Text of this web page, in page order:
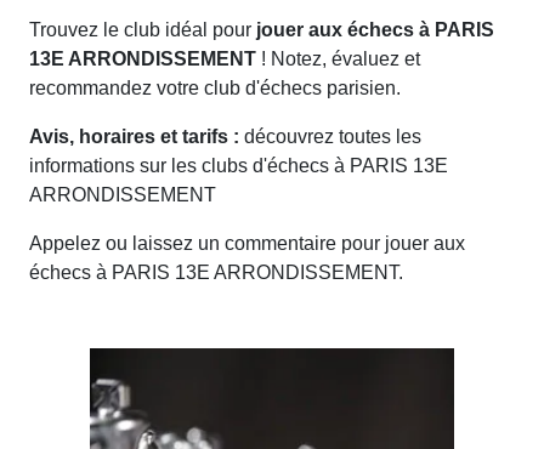
Trouvez le club idéal pour jouer aux échecs à PARIS
13E ARRONDISSEMENT ! Notez, évaluez et
recommandez votre club d'échecs parisien.
Avis, horaires et tarifs : découvrez toutes les
informations sur les clubs d'échecs à PARIS 13E
ARRONDISSEMENT
Appelez ou laissez un commentaire pour jouer aux
échecs à PARIS 13E ARRONDISSEMENT.